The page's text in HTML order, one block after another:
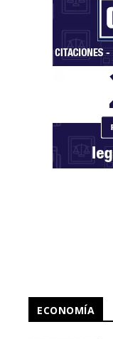
ECONOMÍA